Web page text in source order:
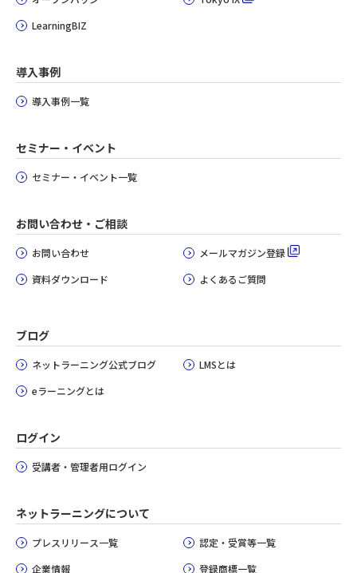
LearningBIZ
導入事例
導入事例一覧
セミナー・イベント
セミナー・イベント一覧
お問い合わせ・ご相談
お問い合わせ
資料ダウンロード
メールマガジン登録
よくあるご質問
ブログ
ネットラーニング公式ブログ
eラーニングとは
LMSとは
ログイン
受講者・管理者用ログイン
ネットラーニングについて
プレスリリース一覧
企業情報
認定・受賞等一覧
登録商標一覧